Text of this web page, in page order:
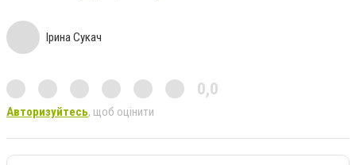
Ірина Сукач
0,0
Авторизуйтесь, щоб оцінити